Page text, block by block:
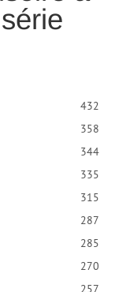
432
358
344
335
315
287
285
270
257